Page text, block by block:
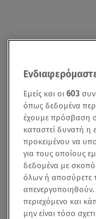
Εμείς και οι603
όπως δεδομένα
έχουμε πρόσβαση
καταστεί δυνατή η
προκειμένου να
για τους οποίους
δεδομένα με
όλων ή αποσύρετε
απενεργοποιηθούν.
περιεχόμενο και
μην είναι τόσο